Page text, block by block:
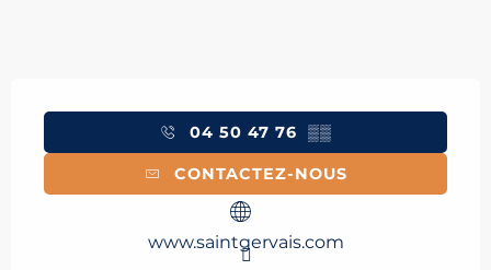
04 50 47 76 ▒▒
CONTACTEZ-NOUS
www.saintgervais.com